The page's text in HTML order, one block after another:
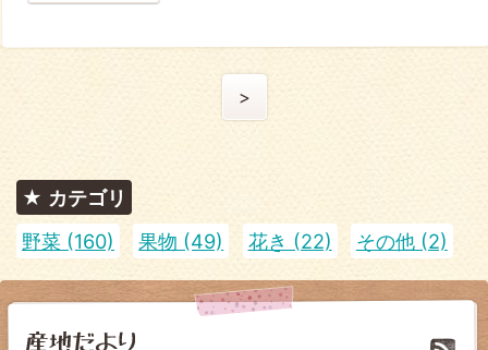
>
カテゴリ
野菜 (160)
果物 (49) 花き (22) その他 (2)